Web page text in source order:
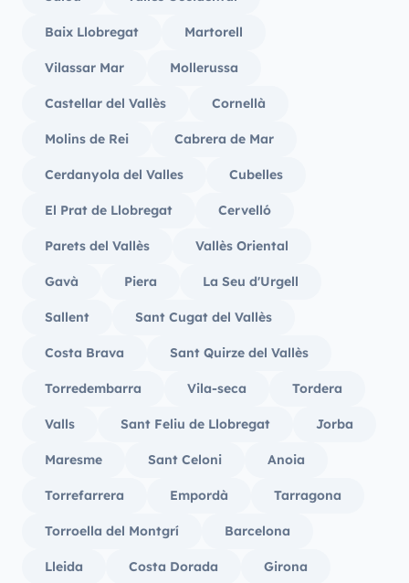
Baix Llobregat Martorell
Vilassar Mar Mollerussa
Castellar del Vallès Cornellà
Molins de Rei Cabrera de Mar
Cerdanyola del Valles Cubelles
El Prat de Llobregat Cervelló
Parets del Vallès Vallès Oriental
Gavà Piera La Seu d'Urgell
Sallent Sant Cugat del Vallès
Costa Brava Sant Quirze del Vallès
Torredembarra Vila-seca Tordera
Valls Sant Feliu de Llobregat Jorba
Maresme Sant Celoni Anoia
Torrefarrera Empordà Tarragona
Torroella del Montgrí Barcelona
Lleida Costa Dorada Girona